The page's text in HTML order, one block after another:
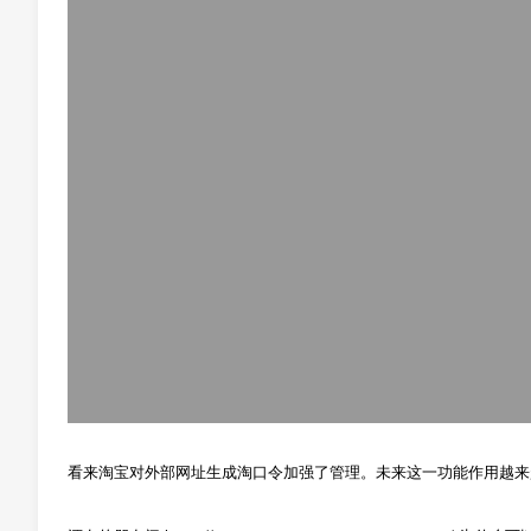
看来淘宝对外部网址生成淘口令加强了管理。未来这一功能作用越